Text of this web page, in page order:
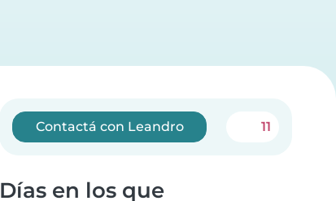
Contactá con Leandro 11
Días en los que